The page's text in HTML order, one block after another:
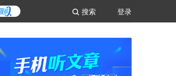
登录
搜索